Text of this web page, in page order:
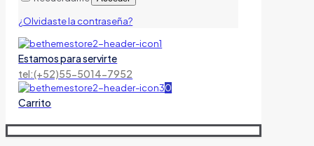
¿Olvidaste la contraseña?
Estamos para servirte
tel:(+52)55-5014-7952
0
Carrito